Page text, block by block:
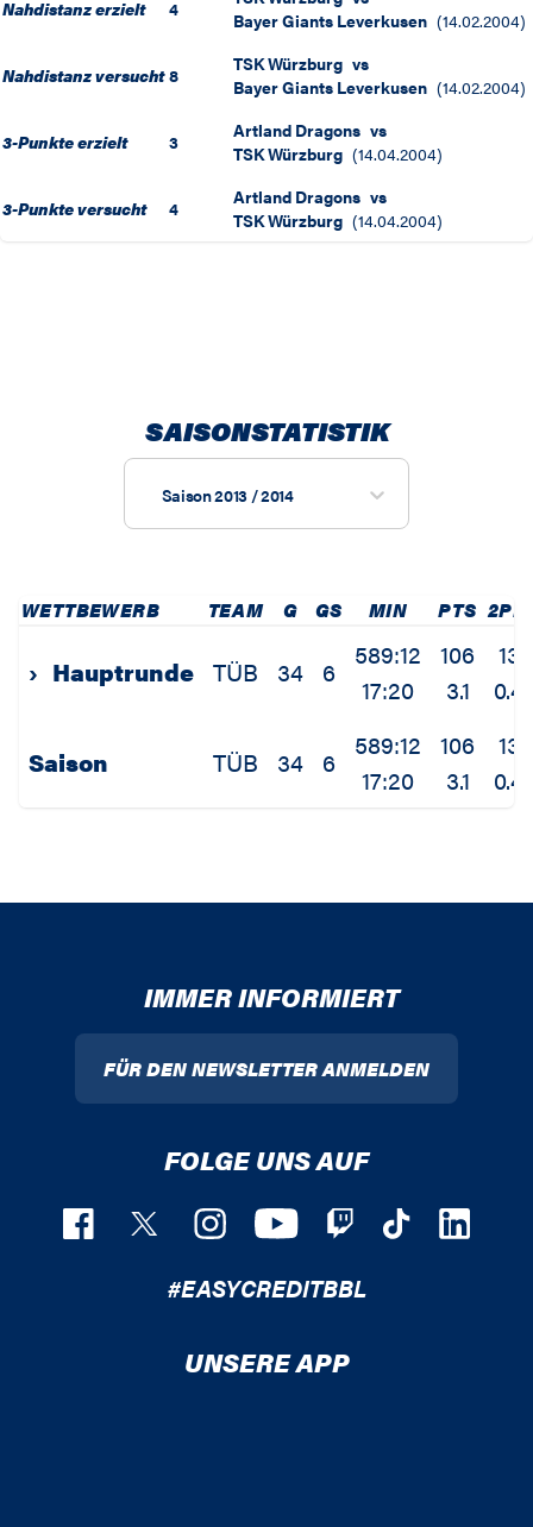
Nahdistanz erzielt 4
Bayer Giants Leverkusen (14.02.2004)
Nahdistanz versucht 8 TSK Würzburg vs
Bayer Giants Leverkusen (14.02.2004)
3-Punkte erzielt 3 Artland Dragons vs
TSK Würzburg (14.04.2004)
3-Punkte versucht 4 Artland Dragons vs
TSK Würzburg (14.04.2004)
SAISONSTATISTIK
Saison 2013 / 2014
WETTBEWERB TEAM G GS MIN PTS 2PM
› Hauptrunde TÜB 34 6
589:12
17:20
106
3.1
13
0.4
Saison TÜB 34 6
589:12
17:20
106
3.1
13
0.4
IMMER INFORMIERT
FÜR DEN NEWSLETTER ANMELDEN
FOLGE UNS AUF
#EASYCREDITBBL
UNSERE APP